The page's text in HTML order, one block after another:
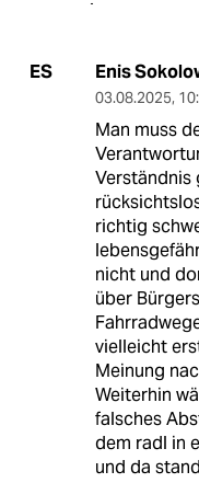
ES Enis
03.08.2025,
Man muss
Verständnis
richtig
nicht und
über
vielleicht
Meinung
Weiterhin
falsches
dem radl in
und da